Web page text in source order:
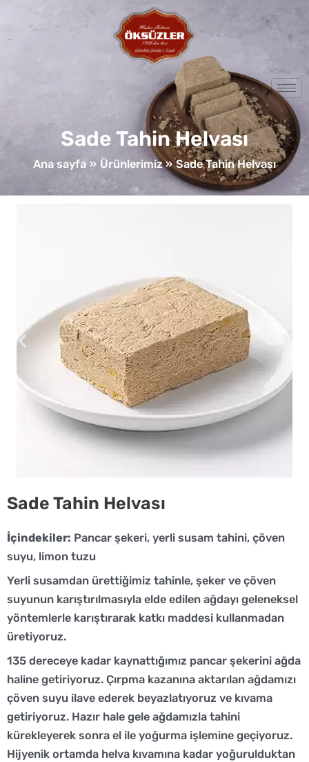
Sade Tahin Helvası
Ana sayfa Ürünlerimiz Sade Tahin Helvası
Sade Tahin Helvası
İçindekiler: Pancar şekeri, yerli susam tahini, çöven
suyu, limon tuzu
Yerli susamdan ürettiğimiz tahinle, şeker ve çöven
suyunun karıştırılmasıyla elde edilen ağdayı geleneksel
yöntemlerle karıştırarak katkı maddesi kullanmadan
üretiyoruz.
135 dereceye kadar kaynattığımız pancar şekerini ağda
haline getiriyoruz. Çırpma kazanına aktarılan ağdamızı
çöven suyu ilave ederek beyazlatıyoruz ve kıvama
getiriyoruz. Hazır hale gele ağdamızla tahini
kürekleyerek sonra el ile yoğurma işlemine geçiyoruz.
Hijyenik ortamda helva kıvamına kadar yoğurulduktan